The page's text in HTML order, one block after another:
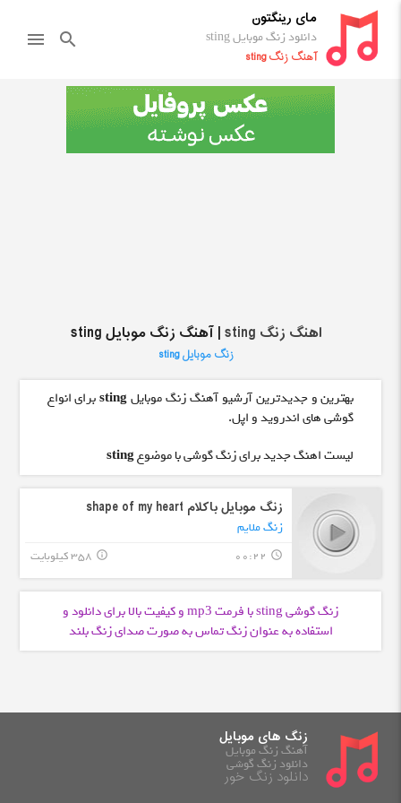
مای رینگتون
دانلود زنگ موبایل sting
آهنگ زنگ sting
search
menu
اهنگ زنگ sting | آهنگ زنگ موبایل sting
زنگ موبایل sting
بهترین و جدیدترین آرشیو آهنگ زنگ موبایلstingبرای انواع
گوشی های اندروید و اپل.
لیست اهنگ جدید برای زنگ گوشی با موضوعsting
زنگ موبایل باکلام shape of my heart
زنگ ملایم
query_builder
00:22 358 کیلوبایت info_outline
زنگ گوشی sting با فرمت mp3 و کیفیت بالا برای دانلود و
استفاده به عنوان زنگ تماس به صورت صدای زنگ بلند
زنگ های موبایل
آهنگ زنگ موبایل
دانلود زنگ گوشی
دانلود زنگ خور